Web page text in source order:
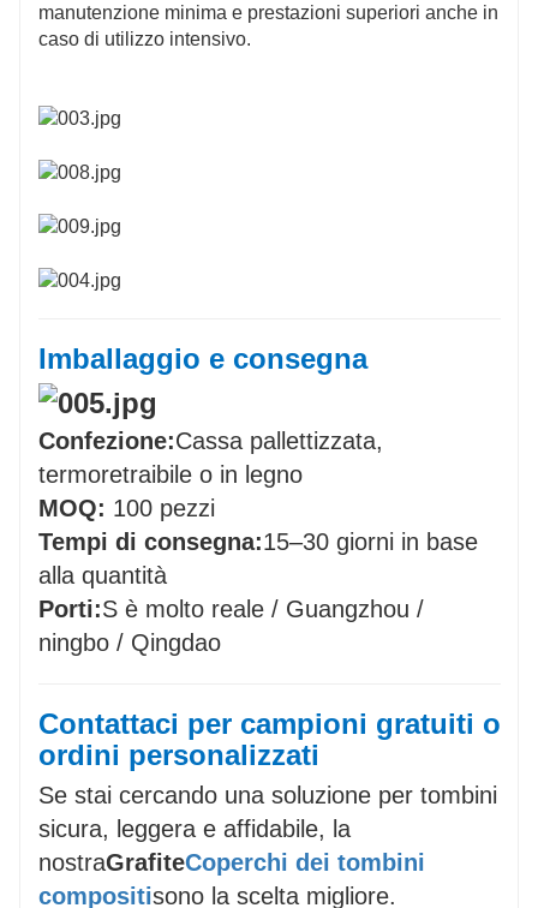
manutenzione minima e prestazioni superiori anche in
caso di utilizzo intensivo.
Imballaggio e consegna
Confezione:Cassa pallettizzata,
termoretraibile o in legno
MOQ: 100 pezzi
Tempi di consegna:15–30 giorni in base
alla quantità
Porti:S è molto reale / Guangzhou /
ningbo / Qingdao
Contattaci per campioni gratuiti o
ordini personalizzati
Se stai cercando una soluzione per tombini
sicura, leggera e affidabile, la
nostraGrafiteCoperchi dei tombini
compositisono la scelta migliore.